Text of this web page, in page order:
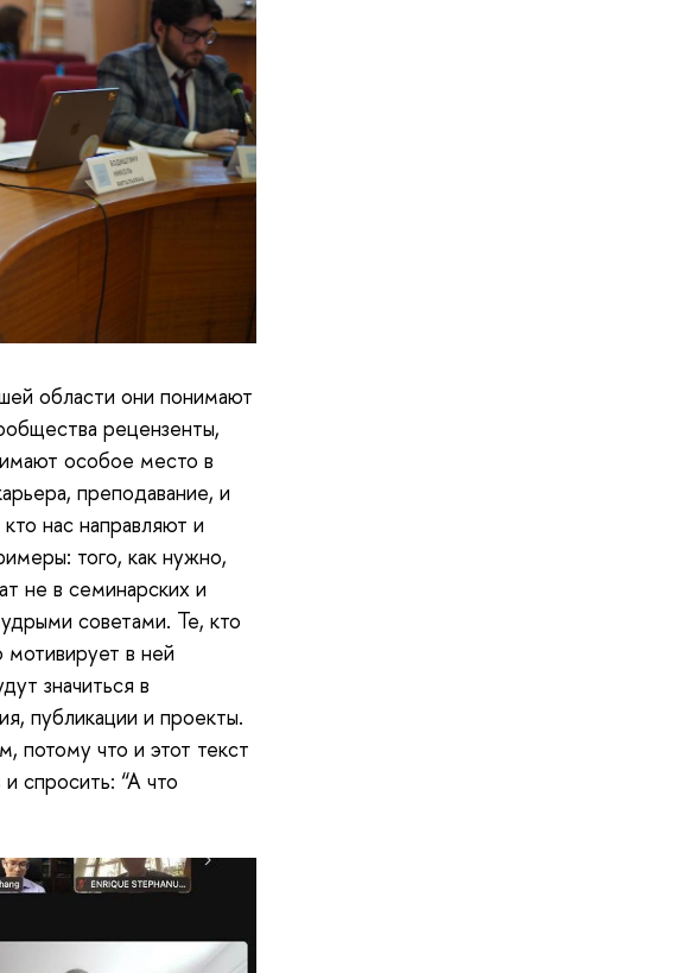
области они понимают
рецензенты,
особое место в
преподавание, и
нас направляют и
того, как нужно,
не в семинарских и
советами. Те, кто
мотивирует в ней
значиться в
публикации и проекты.
потому что и этот текст
спросить: “А что